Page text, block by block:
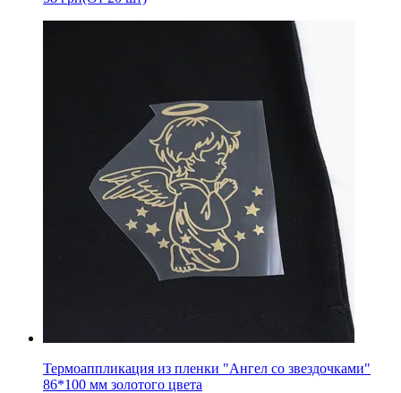
Термоаппликация из пленки "Ангел со звездочками"
86*100 мм золотого цвета